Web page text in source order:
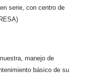
serie, con centro de
manejo de
básico de su